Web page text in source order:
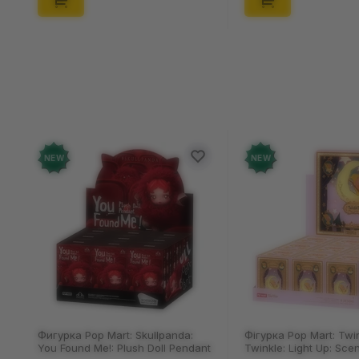
NEW
Фигурка Pop Mart: Skullpanda:
You Found Me!: Plush Doll Pendant
NEW
Фігурка Pop Mart:
Twinkle: Light Up: